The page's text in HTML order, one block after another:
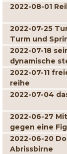
2022-08-01
2022-07-25
Turm und
2022-07-18
dynamische
2022-07-11
reihe
2022-07-04
2022-06-27
gegen eine
2022-06-20
Abrissbirne